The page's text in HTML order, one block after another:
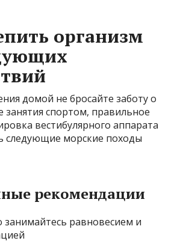
организм
домой не бросайте заботу о
занятия спортом, правильное
вестибулярного аппарата
следующие морские походы
рекомендации
занимайтесь равновесием и